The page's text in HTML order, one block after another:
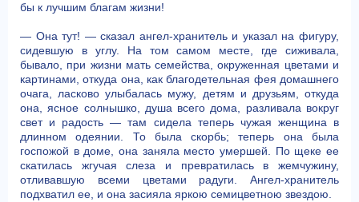
бы к лучшим благам жизни!
— Она тут! — сказал ангел-хранитель и указал на фигуру,
сидевшую в углу. На том самом месте, где сиживала,
бывало, при жизни мать семейства, окруженная цветами и
картинами, откуда она, как благодетельная фея домашнего
очага, ласково улыбалась мужу, детям и друзьям, откуда
она, ясное солнышко, душа всего дома, разливала вокруг
свет и радость — там сидела теперь чужая женщина в
длинном одеянии. То была скорбь; теперь она была
госпожой в доме, она заняла место умершей. По щеке ее
скатилась жгучая слеза и превратилась в жемчужину,
отливавшую всеми цветами радуги. Ангел-хранитель
подхватил ее, и она засияла яркою семицветною звездою.